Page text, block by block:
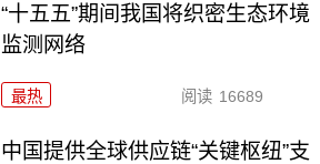
“十五五”期间我国将织密生态环境
监测网络
最热 阅读 16689
中国提供全球供应链“关键枢纽”支